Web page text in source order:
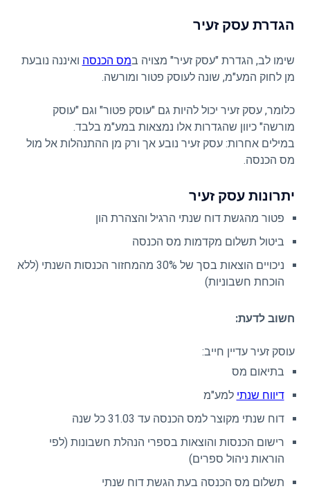
הגדרת עסק זעיר
שימו לב, הגדרת "עסק זעיר" מצויה במס הכנסה ואיננה נובעת
מן לחוק המע"מ, שונה לעוסק פטור ומורשה.
כלומר, עסק זעיר יכול להיות גם "עוסק פטור" וגם "עוסק
מורשה" כיוון שהגדרות אלו נמצאות במע"מ בלבד.
במילים אחרות: עסק זעיר נובע אך ורק מן ההתנהלות אל מול
מס הכנסה.
יתרונות עסק זעיר
פטור מהגשת דוח שנתי הרגיל והצהרת הון
ביטול תשלום מקדמות מס הכנסה
ניכויים הוצאות בסך של 30% מהמחזור הכנסות השנתי (ללא
הוכחת חשבוניות)
חשוב לדעת:
עוסק זעיר עדיין חייב:
בתיאום מס
דיווח שנתי למע"מ
דוח שנתי מקוצר למס הכנסה עד 31.03 כל שנה
רישום הכנסות והוצאות בספרי הנהלת חשבונות (לפי
הוראות ניהול ספרים)
תשלום מס הכנסה בעת הגשת דוח שנתי